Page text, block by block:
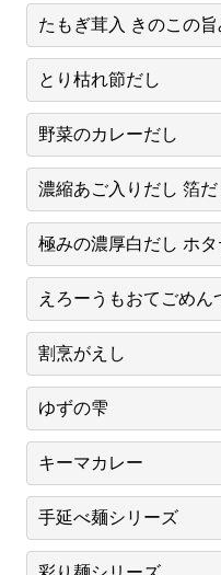
たもぎ茸入 きのこの旨
とり枯れ節だし
野菜のカレーだし
濃縮あご入りだし 箔だ
極みの濃厚白だし ホタ
えろーうもおてごめん
割烹がえし
ゆずの雫
キーマカレー
手延べ麺シリーズ